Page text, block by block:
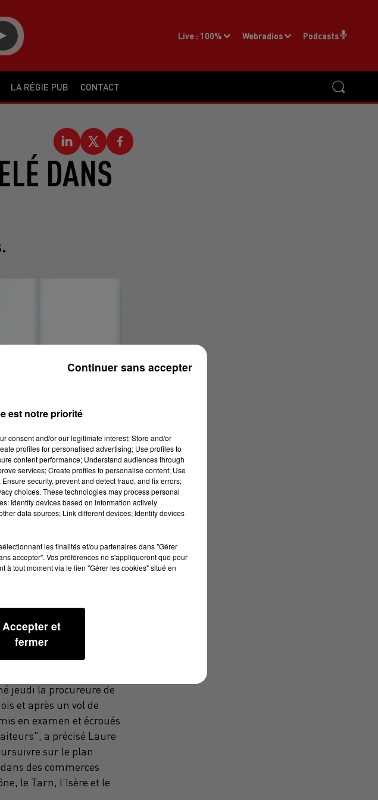
LA RÉGIE PUB CONTACT
Live : 100% Webradios Podcasts
DANS
dans le sud de la
jeudi la procureure de
et après un vol de
en examen et écroués
a précisé Laure
sur le plan
des commerces
le Tarn, l'Isère et le
est notre priorité
consent and/or our legitimate interest: Store and/or
profiles for personalised advertising; Use profiles to
content performance; Understand audiences through
services; Create profiles to personalise content; Use
security, prevent and detect fraud, and fix errors;
choices. These technologies may process personal
Identify devices based on information actively
data sources; Link different devices; Identify devices
les finalités et/ou partenaires dans "Gérer
accepter". Vos préférences ne s'appliqueront que pour
à tout moment via le lien "Gérer les cookies" situé en
Accepter et
fermer
Continuer sans accepter